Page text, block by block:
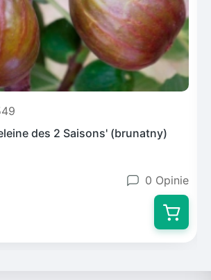
des 2 Saisons' (brunatny)
0 Opinie